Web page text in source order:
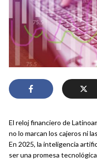
El reloj financiero de
no lo marcan los cajeros ni
En 2025, la inteligencia
ser una promesa